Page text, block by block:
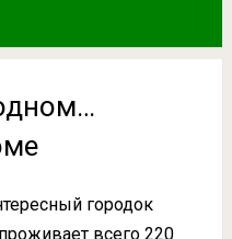
городок
всего 220